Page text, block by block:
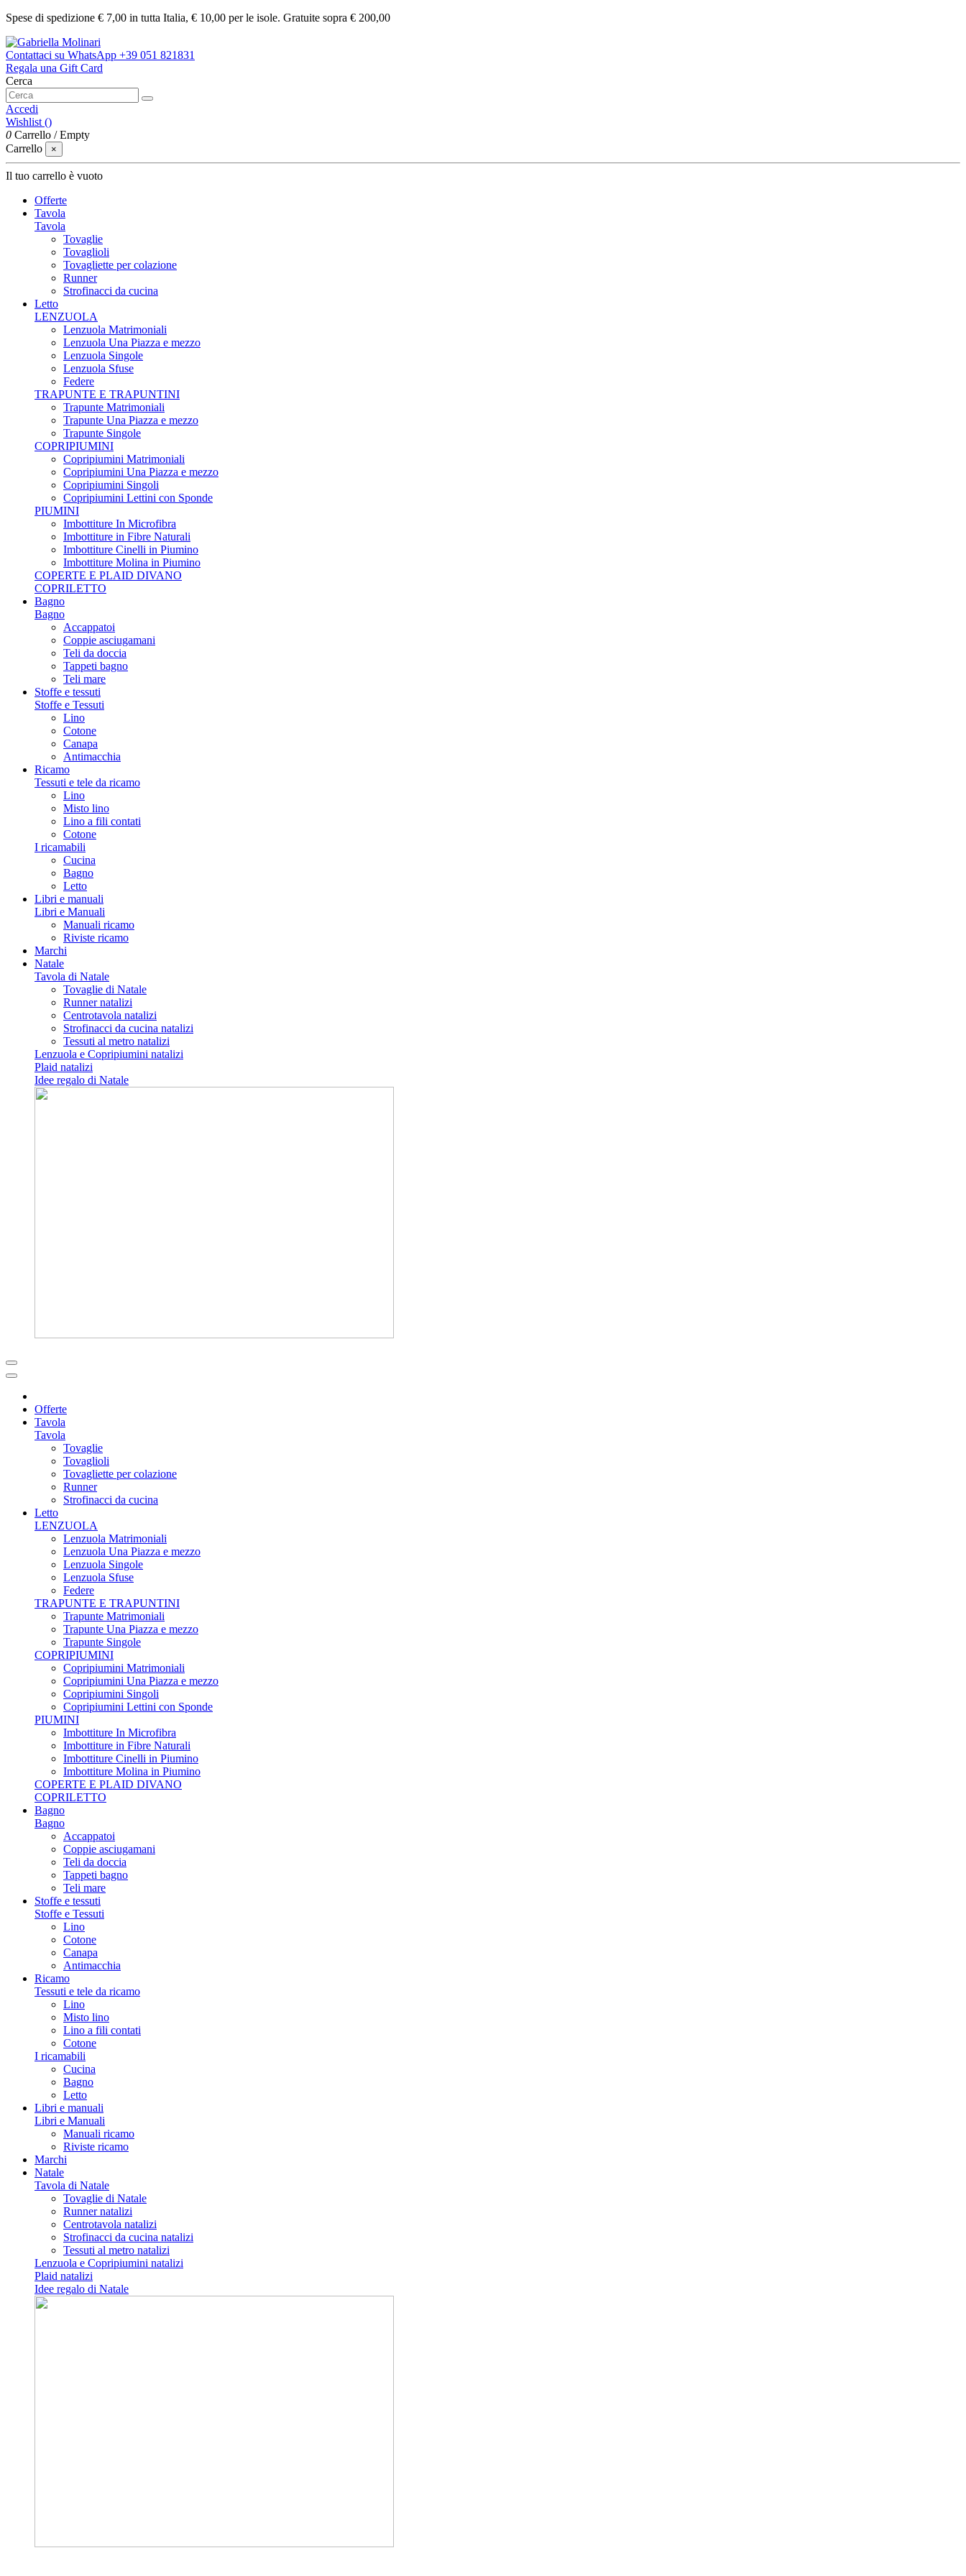
Spese di spedizione € 7,00 in tutta Italia, € 10,00 per le isole. Gratuite sopra € 200,00
Contattaci su WhatsApp +39 051 821831
Regala una Gift Card
Cerca
Accedi
Wishlist ()
0 Carrello /Empty
Carrello
×
Il tuo carrello è vuoto
Offerte
Tavola
Tavola
Tovaglie
Tovaglioli
Tovagliette per colazione
Runner
Strofinacci da cucina
Letto
LENZUOLA
Lenzuola Matrimoniali
Lenzuola Una Piazza e mezzo
Lenzuola Singole
Lenzuola Sfuse
Federe
TRAPUNTE E TRAPUNTINI
Trapunte Matrimoniali
Trapunte Una Piazza e mezzo
Trapunte Singole
COPRIPIUMINI
Copripiumini Matrimoniali
Copripiumini Una Piazza e mezzo
Copripiumini Singoli
Copripiumini Lettini con Sponde
PIUMINI
Imbottiture In Microfibra
Imbottiture in Fibre Naturali
Imbottiture Cinelli in Piumino
Imbottiture Molina in Piumino
COPERTE E PLAID DIVANO
COPRILETTO
Bagno
Bagno
Accappatoi
Coppie asciugamani
Teli da doccia
Tappeti bagno
Teli mare
Stoffe e tessuti
Stoffe e Tessuti
Lino
Cotone
Canapa
Antimacchia
Ricamo
Tessuti e tele da ricamo
Lino
Misto lino
Lino a fili contati
Cotone
I ricamabili
Cucina
Bagno
Letto
Libri e manuali
Libri e Manuali
Manuali ricamo
Riviste ricamo
Marchi
Natale
Tavola di Natale
Tovaglie di Natale
Runner natalizi
Centrotavola natalizi
Strofinacci da cucina natalizi
Tessuti al metro natalizi
Lenzuola e Copripiumini natalizi
Plaid natalizi
Idee regalo di Natale
Offerte
Tavola
Tavola
Tovaglie
Tovaglioli
Tovagliette per colazione
Runner
Strofinacci da cucina
Letto
LENZUOLA
Lenzuola Matrimoniali
Lenzuola Una Piazza e mezzo
Lenzuola Singole
Lenzuola Sfuse
Federe
TRAPUNTE E TRAPUNTINI
Trapunte Matrimoniali
Trapunte Una Piazza e mezzo
Trapunte Singole
COPRIPIUMINI
Copripiumini Matrimoniali
Copripiumini Una Piazza e mezzo
Copripiumini Singoli
Copripiumini Lettini con Sponde
PIUMINI
Imbottiture In Microfibra
Imbottiture in Fibre Naturali
Imbottiture Cinelli in Piumino
Imbottiture Molina in Piumino
COPERTE E PLAID DIVANO
COPRILETTO
Bagno
Bagno
Accappatoi
Coppie asciugamani
Teli da doccia
Tappeti bagno
Teli mare
Stoffe e tessuti
Stoffe e Tessuti
Lino
Cotone
Canapa
Antimacchia
Ricamo
Tessuti e tele da ricamo
Lino
Misto lino
Lino a fili contati
Cotone
I ricamabili
Cucina
Bagno
Letto
Libri e manuali
Libri e Manuali
Manuali ricamo
Riviste ricamo
Marchi
Natale
Tavola di Natale
Tovaglie di Natale
Runner natalizi
Centrotavola natalizi
Strofinacci da cucina natalizi
Tessuti al metro natalizi
Lenzuola e Copripiumini natalizi
Plaid natalizi
Idee regalo di Natale